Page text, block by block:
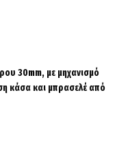
30mm, με μηχανισμό
κάσα και μπρασελέ από